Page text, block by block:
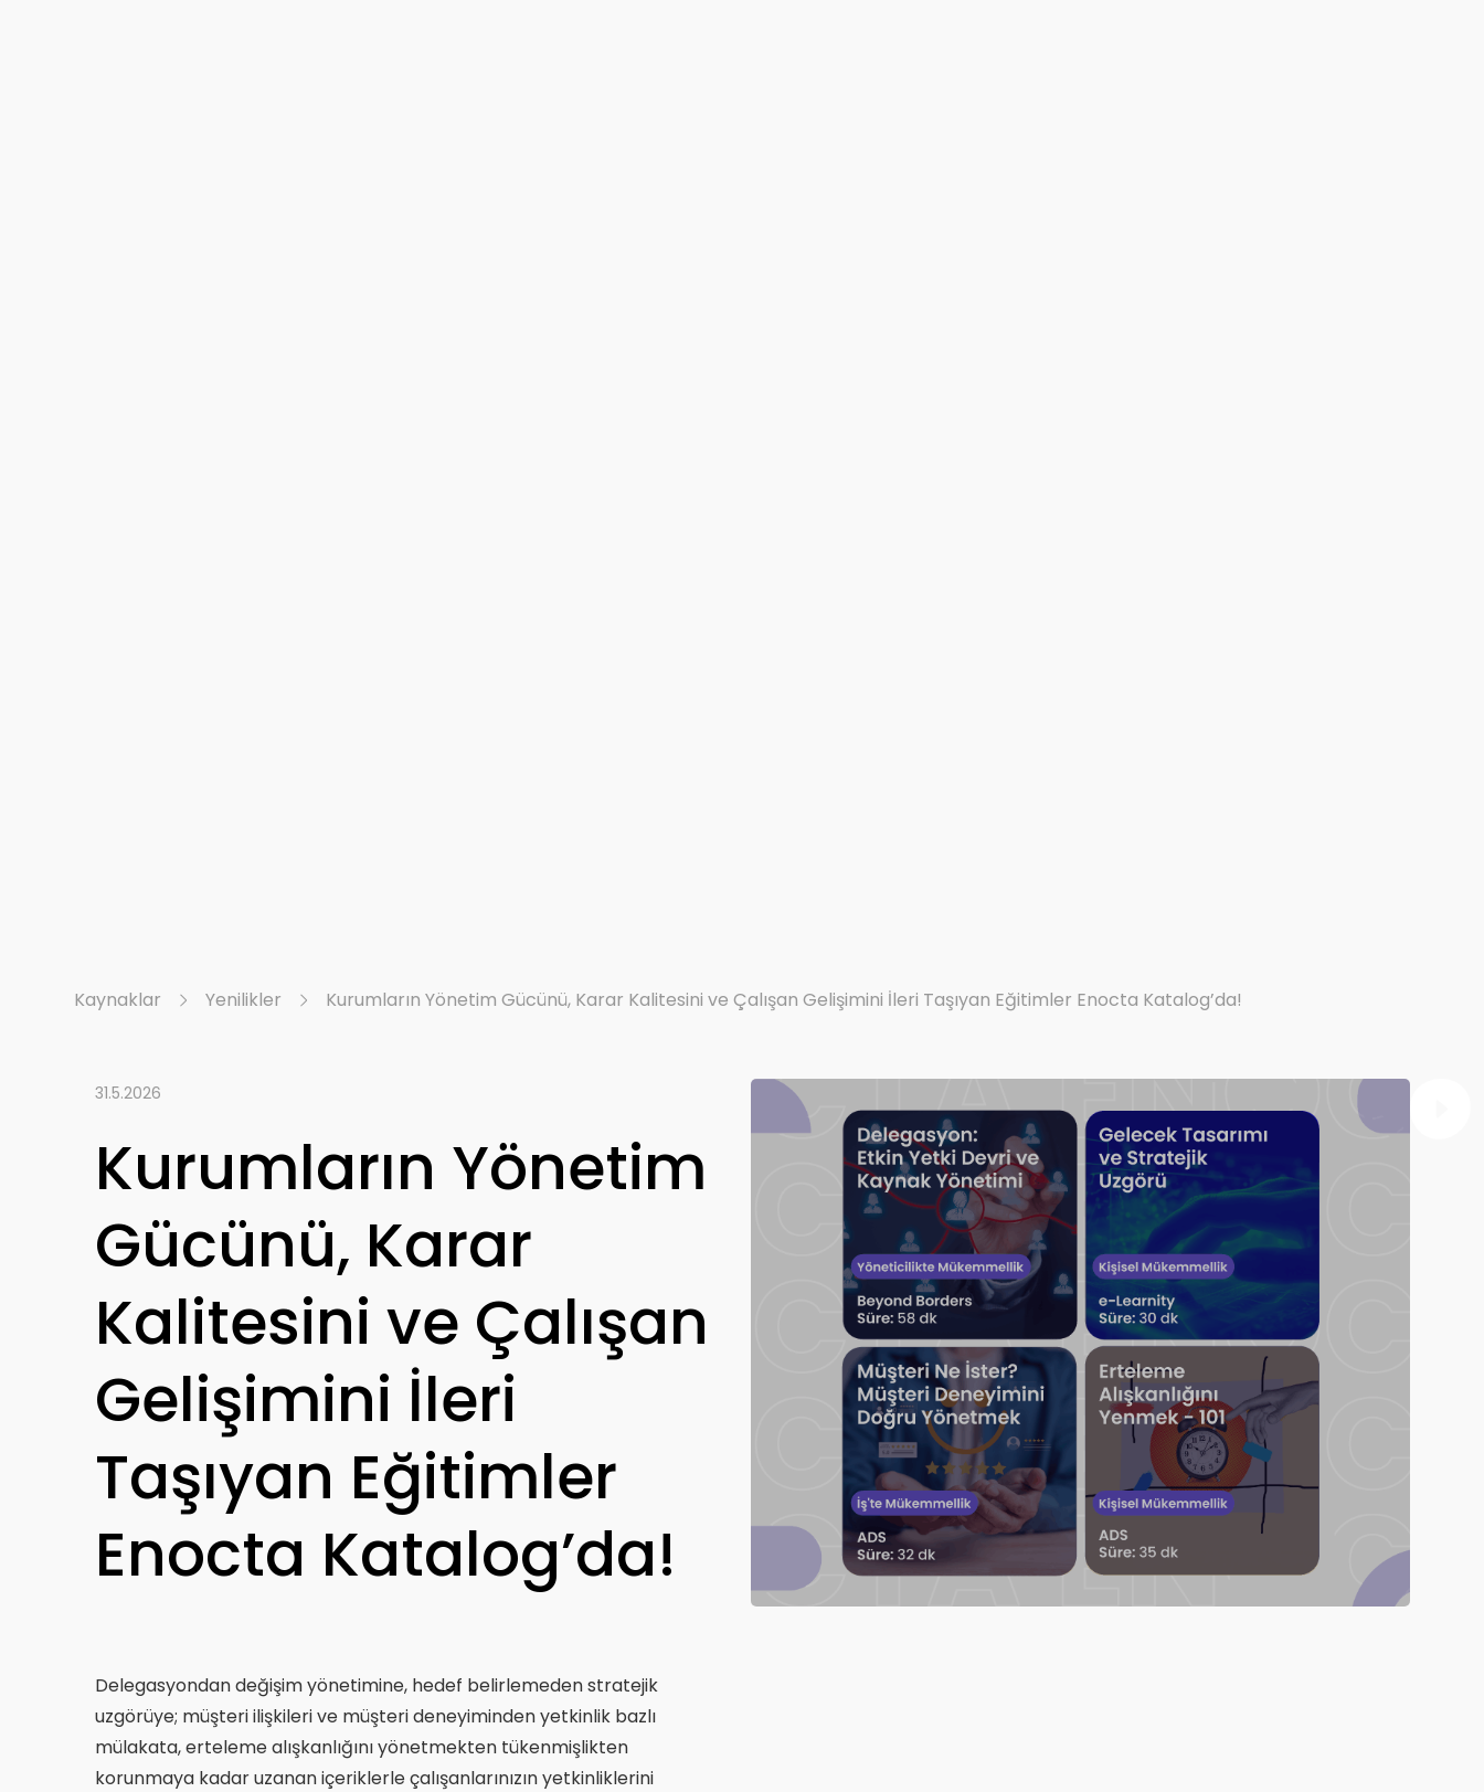
Kaynaklar Yenilikler Kurumların Yönetim Gücünü, Karar Kalitesini ve Çalışan Gelişimini İleri Taşıyan Eğitimler Enocta Katalog’da!
31.5.2026
Kurumların Yönetim
Gücünü, Karar
Kalitesini ve Çalışan
Gelişimini İleri
Taşıyan Eğitimler
Enocta Katalog’da!
Delegasyondan değişim yönetimine, hedef belirlemeden stratejik
uzgörüye; müşteri ilişkileri ve müşteri deneyiminden yetkinlik bazlı
mülakata, erteleme alışkanlığını yönetmekten tükenmişlikten
korunmaya kadar uzanan içeriklerle çalışanlarınızın yetkinliklerini